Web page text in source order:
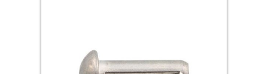
Инструмент